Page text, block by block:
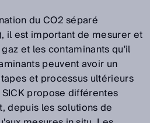
du CO2 séparé
il est important de mesurer et
et les contaminants qu'il
peuvent avoir un
et processus ultérieurs
propose différentes
depuis les solutions de